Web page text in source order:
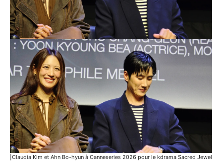
|Claudia Kim et Ahn Bo-hyun à Canneseries 2026 pour le kdrama Sacred Jewel